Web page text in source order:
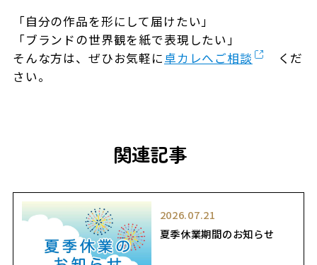
「自分の作品を形にして届けたい」
「ブランドの世界観を紙で表現したい」
そんな方は、ぜひお気軽に卓カレへご相談
くだ
さい。
関連記事
2026.07.21
夏季休業期間のお知らせ